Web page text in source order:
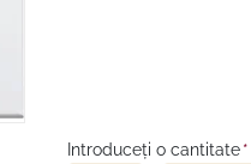
Introduceţi o cantitate*